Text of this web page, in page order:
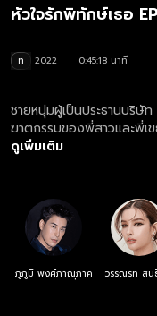
หัวใจรักพิทักษ์เธอ
ท 2022
0:45:18 นาที
ชายหนุ่มผู้เป็นประธานบริษั
ฆาตกรรมของพี่สาวและพี่เ
ห้าวหน้าสวย ที่เสี่ยงตายช่ว
ดูเพิ่มเติม
ภูภูมิ พงศ์ภาณุภาค วรรณรท สน